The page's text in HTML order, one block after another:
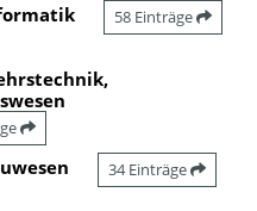
58 Einträge
34 Einträge